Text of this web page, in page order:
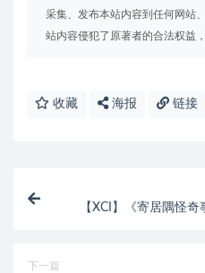
采集、发布本站内容到任何网站
站内容侵犯了原著者的合法权益
收藏 海报 链接
【XCI】《寄居隅怪
下一篇